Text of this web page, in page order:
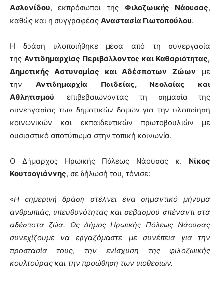
Ασλανίδου, εκπρόσωποι της Φιλοζωικής Νάουσας,
καθώς και η συγγραφέας Αναστασία Γιωτοπούλου.
Η δράση υλοποιήθηκε μέσα από τη συνεργασία
τηςΑντιδημαρχίας Περιβάλλοντος και Καθαριότητας,
Δημοτικής Αστυνομίας και Αδέσποτων Ζώων με
την Αντιδημαρχία Παιδείας, Νεολαίας και
Αθλητισμού, επιβεβαιώνοντας τη σημασία της
συνεργασίας των δημοτικών δομών για την υλοποίηση
κοινωνικών και εκπαιδευτικών πρωτοβουλιών με
ουσιαστικό αποτύπωμα στην τοπική κοινωνία.
Ο Δήμαρχος Ηρωικής Πόλεως Νάουσας κ. Νίκος
Κουτσογιάννης, σε δήλωσή του, τόνισε:
«Η σημερινή δράση στέλνει ένα σημαντικό μήνυμα
ανθρωπιάς, υπευθυνότητας και σεβασμού απέναντι στα
αδέσποτα ζώα. Ως Δήμος Ηρωικής Πόλεως Νάουσας
συνεχίζουμε να εργαζόμαστε με συνέπεια για την
προστασία τους, την ενίσχυση της φιλοζωικής
κουλτούρας και την προώθηση των υιοθεσιών.